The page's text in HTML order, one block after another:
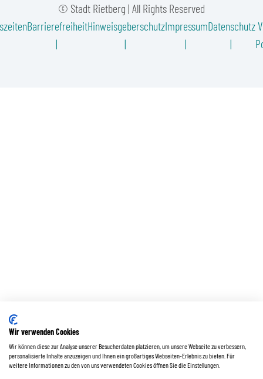
© Stadt Rietberg | All Rights Reserved
BarrierefreiheitHinweisgeberschutzImpressumDatenschutz
Wir verwenden Cookies
Wir können diese zur Analyse unserer Besucherdaten platzieren, um unsere Webseite zu verbessern,
personalisierte Inhalte anzuzeigen und Ihnen ein großartiges Webseiten-Erlebnis zu bieten. Für
weitere Informationen zu den von uns verwendeten Cookies öffnen Sie die Einstellungen.